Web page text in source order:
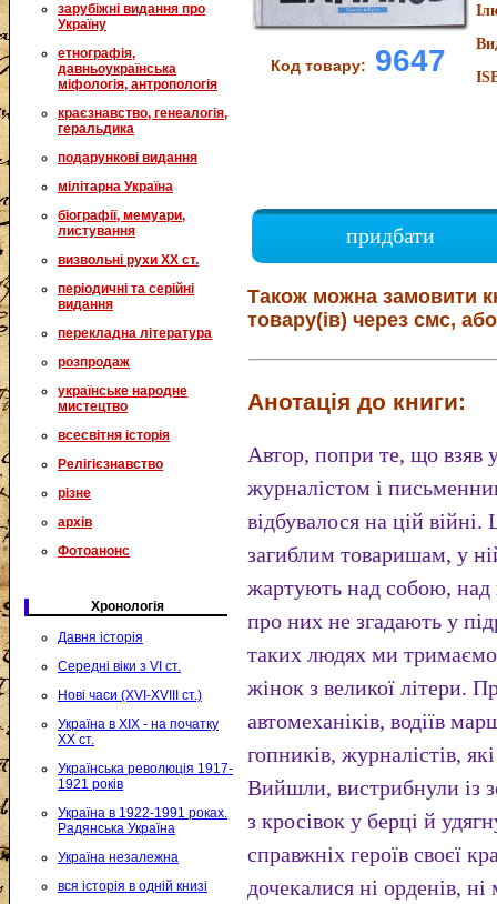
зарубіжні видання про
Україну
етнографія,
давньоукраїнська
міфологія, антропологія
краєзнавство, генеалогія,
геральдика
подарункові видання
мілітарна Україна
біографії, мемуари,
листування
визвольні рухи XX ст.
періодичні та серійні
видання
перекладна література
розпродаж
українське народне
мистецтво
всесвітня історія
Релігієзнавство
різне
архів
Фотоанонс
Хронологія
Давня історія
Середні віки з VI ст.
Нові часи (XVI-XVIII ст.)
Україна в XIX - на початку
XX ст.
Українська революція 1917-
1921 років
Україна в 1922-1991 роках.
Радянська Україна
Україна незалежна
вся історія в одній книзі
Код товару: 9647
придбати
Також можна замовити
товару(ів) через смс,
Анотація до книги:
Автор, попри те, що взяв
журналістом і
відбувалося на цій
загиблим товаришам, у
жартують над собою,
про них не згадають у
таких людях ми
жінок з великої літери.
автомеханіків, водіїв
гопників, журналістів,
Вийшли, вистрибнули із
з кросівок у берці й
справжніх героїв своєї
дочекалися ні орденів,